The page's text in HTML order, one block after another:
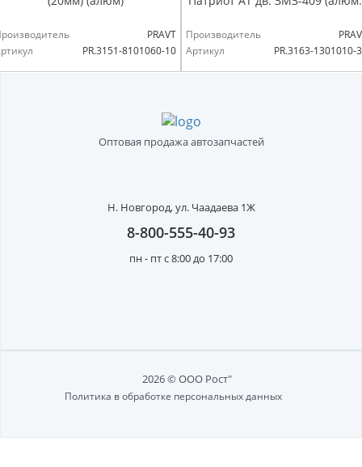
PRAVT
PR.3151-8101060-10
Производитель
Артикул
PR.3163-1301010-
Оптовая продажа автозапчастей
Н. Новгород,ул. Чаадаева 1Ж
8-800-555-40-93
пн - пт с 8:00 до 17:00
2026 © ООО Рост"
Политика в обработке персональных данных